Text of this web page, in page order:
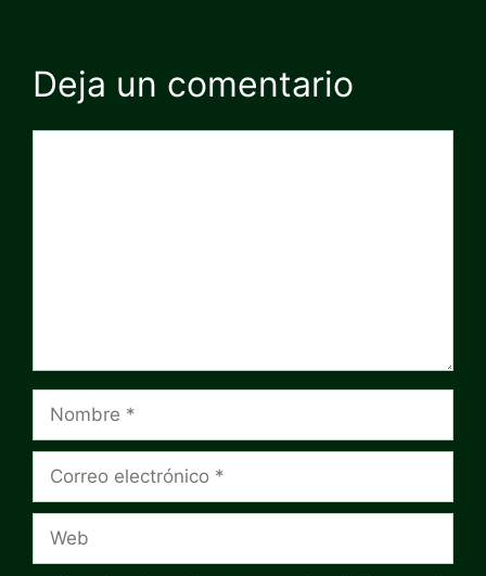
Deja un comentario
Nombre
Correo
Web